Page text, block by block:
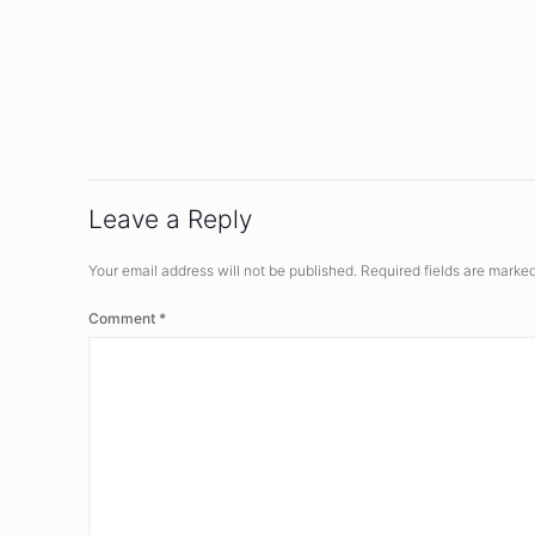
Leave a Reply
Your email address will not be published. Required fields are
Comment *